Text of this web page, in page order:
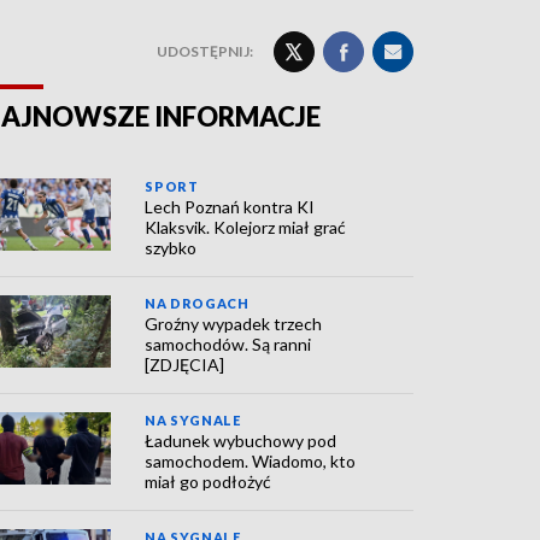
UDOSTĘPNIJ:
INFORMACJE
SPORT
Lech Poznań kontra KI
Klaksvik. Kolejorz miał grać
szybko
NA DROGACH
Groźny wypadek trzech
samochodów. Są ranni
[ZDJĘCIA]
NA SYGNALE
Ładunek wybuchowy pod
samochodem. Wiadomo, kto
miał go podłożyć